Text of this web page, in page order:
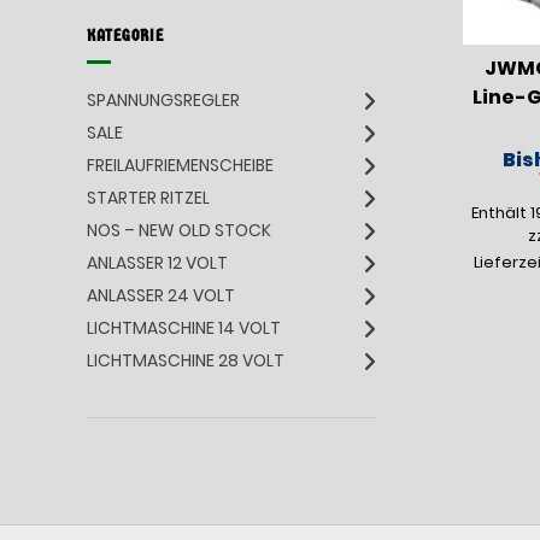
Line-
Enthält
KATEGORIE
SPANNUNGSREGLER
SALE
FREILAUFRIEMENSCHEIBE
STARTER RITZEL
NOS – NEW OLD STOCK
ANLASSER 12 VOLT
ANLASSER 24 VOLT
LICHTMASCHINE 14 VOLT
LICHTMASCHINE 28 VOLT